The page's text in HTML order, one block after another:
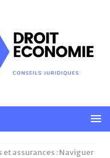
et assurances : Naviguer